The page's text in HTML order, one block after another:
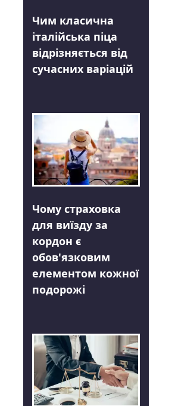
Чим класична
італійська піца
відрізняється від
сучасних варіацій
Чому страховка
для виїзду за
кордон є
обов'язковим
елементом кожної
подорожі